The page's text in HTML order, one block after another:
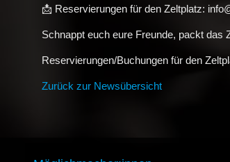
📩 Reservierungen für den Zeltplatz:
Schnappt euch eure Freunde, packt das
Reservierungen/Buchungen für den
Zurück zur Newsübersicht